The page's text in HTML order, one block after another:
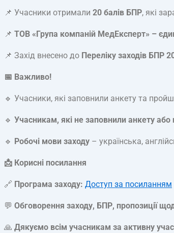
📌 Учасники отримали 20 балів БПР, які
📌 ТОВ «Група компаній МедЕксперт» –
📌 Захід внесено до Переліку заходів БПР
📅 Важливо!
🔹 Учасники, які заповнили анкету та
🔹 Учасникам, які не заповнили анкету
🔹 Робочі мови заходу – українська,
📩 Корисні посилання
🔗 Програма заходу: Доступ за посиланням
💬 Обговорення заходу, БПР, пропозиції
🙏 Дякуємо всім учасникам за активну